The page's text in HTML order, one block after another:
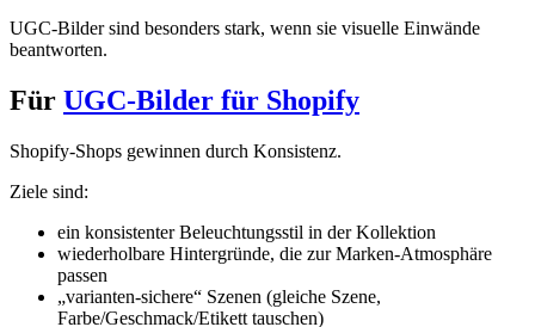
UGC-Bilder sind besonders stark, wenn sie visuelle Einwände
beantworten.
Für UGC-Bilder für Shopify
Shopify-Shops gewinnen durch Konsistenz.
Ziele sind:
ein konsistenter Beleuchtungsstil in der Kollektion
wiederholbare Hintergründe, die zur Marken-Atmosphäre
passen
„varianten-sichere“ Szenen (gleiche Szene,
Farbe/Geschmack/Etikett tauschen)